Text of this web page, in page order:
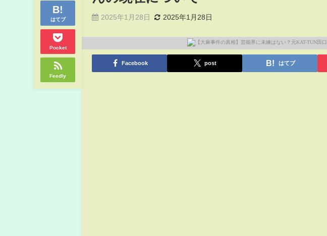
はてブ
Pocket
Feedly
2025年1月28日 2025年1月28日
Facebook post はてブ